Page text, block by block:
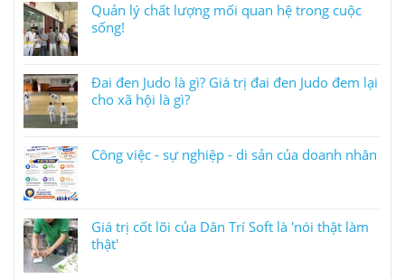
Quản lý chất lượng mối quan hệ trong cuộc
sống!
Đai đen Judo là gì? Giá trị đai đen Judo đem lại
cho xã hội là gì?
Công việc - sự nghiệp - di sản của doanh nhân
Giá trị cốt lõi của Dân Trí Soft là 'nói thật làm
thật'